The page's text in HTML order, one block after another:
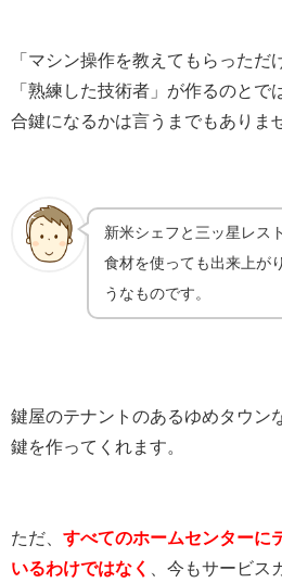
「マシン操作を教えてもらっただ
「熟練した技術者」が作るのとで
合鍵になるかは言うまでもありま
新米シェフと三ッ星レス
食材を使っても出来上が
うなものです。
鍵屋のテナントのあるゆめタウン
鍵を作ってくれます。
ただ、 すべてのホームセンターに
いるわけではなく
、今もサービス